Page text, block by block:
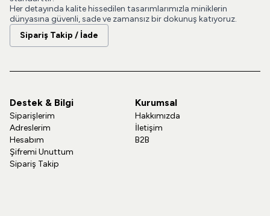
Her detayında kalite hissedilen tasarımlarımızla miniklerin
dünyasına güvenli, sade ve zamansız bir dokunuş katıyoruz.
Sipariş Takip / İade
Destek & Bilgi
Siparişlerim
Adreslerim
Hesabım
Şifremi Unuttum
Sipariş Takip
Kurumsal
Hakkımızda
İletişim
B2B